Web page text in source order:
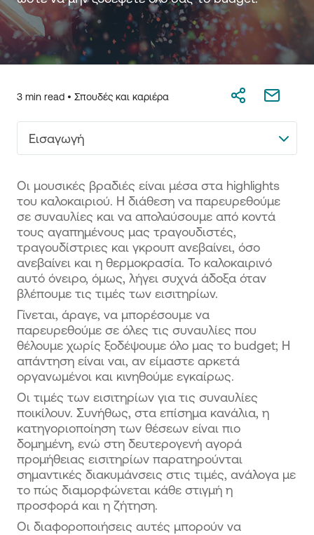
3 min read • Σπουδές και καριέρα
Εισαγωγή
Οι μουσικές βραδιές είναι μέσα στα highlights
του καλοκαιριού. Η διάθεση να παρευρεθούμε
σε συναυλίες και να απολαύσουμε από κοντά
τους αγαπημένους μας τραγουδιστές,
τραγουδίστριες και γκρουπ ανεβαίνει, όσο
ανεβαίνει και η θερμοκρασία. Το καλοκαιρινό
αυτό όνειρο, όμως, λήγει συχνά άδοξα όταν
βλέπουμε τις τιμές των εισιτηρίων.
Γίνεται, άραγε, να μπορέσουμε να
παρευρεθούμε σε όλες τις συναυλίες που
θέλουμε χωρίς ξοδέψουμε όλο μας το budget; Η
απάντηση είναι ναι, αν είμαστε αρκετά
οργανωμένοι και κινηθούμε εγκαίρως.
Οι τιμές των εισιτηρίων για τις συναυλίες
ποικίλουν. Συνήθως, στα επίσημα κανάλια, η
κατηγοριοποίηση των θέσεων είναι πιο
δομημένη, ενώ στη δευτερογενή αγορά
προμήθειας εισιτηρίων παρατηρούνται
σημαντικές διακυμάνσεις στις τιμές, ανάλογα με
το πώς διαμορφώνεται κάθε στιγμή η
προσφορά και η ζήτηση.
Οι διαφοροποιήσεις αυτές μπορούν να